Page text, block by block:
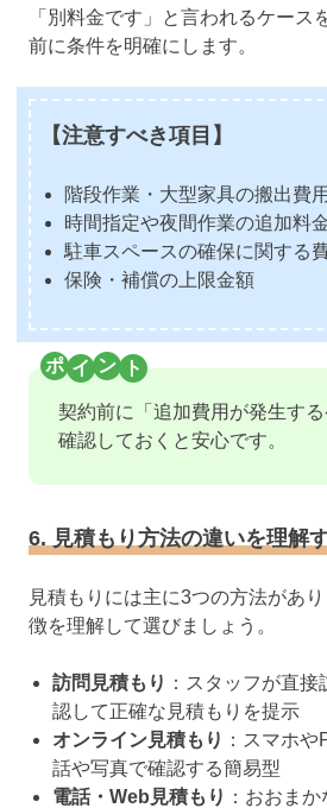
「別料金です」と言われるケース
前に条件を明確にします。
【注意すべき項目】
階段作業・大型家具の搬出費用
時間指定や夜間作業の追加料
駐車スペースの確保に関する
保険・補償の上限金額
契約前に「追加費用が発生す
確認しておくと安心です。
6. 見積もり方法の違いを理解
見積もりには主に3つの方法があ
徴を理解して選びましょう。
訪問見積もり ：スタッフが直
認して正確な見積もりを提示
オンライン見積もり ：スマホ
話や写真で確認する簡易型
電話・Web見積もり ：おおま